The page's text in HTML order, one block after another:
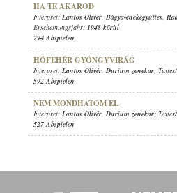
HA TE AKAROD
Interpret: Lantos Olivér, Bágya-énekegyüttes,
Erscheinungsjahr: 1948 körül
794 Abspielen
HÓFEHÉR GYÖNGYVIRÁG
Interpret: Lantos Olivér,Durium zenekar;
592 Abspielen
NEM MONDHATOM EL
Interpret: Lantos Olivér,Durium zenekar;
527 Abspielen